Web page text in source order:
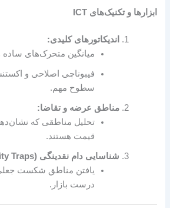
ابزارها و تکنیک‌های ICT
اندیکاتورهای کلیدی:
میانگین متحرک‌های ساده
فیبوناچی اصلاحی و
سطوح مهم.
مناطق عرضه و تقاضا:
تحلیل مناطقی که
قیمت هستند.
شناسایی دام نقدینگی (Liquidity Traps):
یافتن مناطق شکست
درست بازار.